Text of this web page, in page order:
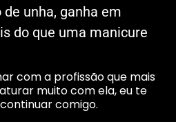
unha, ganha em
do que uma manicure
com a profissão que mais
muito com ela, eu te
comigo.